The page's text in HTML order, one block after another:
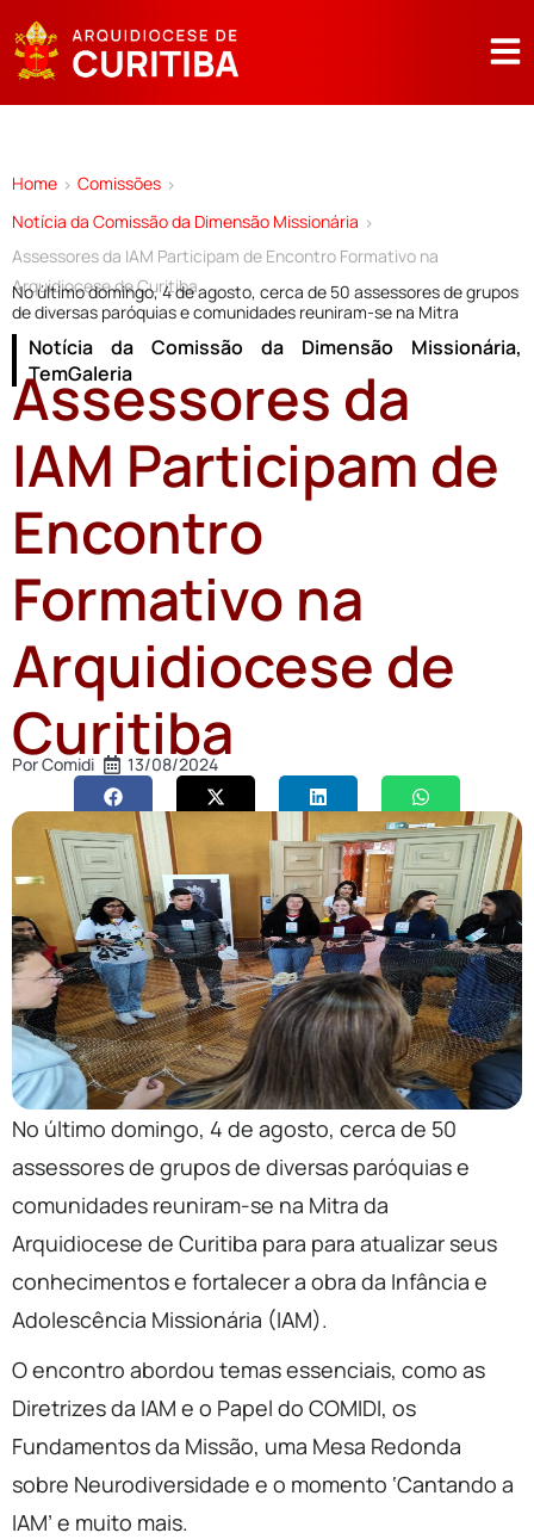
Home > Comissões >
Notícia da Comissão da Dimensão Missionária >
Assessores da IAM Participam de Encontro Formativo na
Arquidiocese de Curitiba
No último domingo, 4 de agosto, cerca de 50 assessores de grupos
de diversas paróquias e comunidades reuniram-se na Mitra
Notícia da Comissão da Dimensão Missionária,
TemGaleria
Assessores da
IAM Participam de
Encontro
Formativo na
Arquidiocese de
Curitiba
PorComidi 13/08/2024
No último domingo, 4 de agosto, cerca de 50
assessores de grupos de diversas paróquias e
comunidades reuniram-se na Mitra da
Arquidiocese de Curitiba para para atualizar seus
conhecimentos e fortalecer a obra da Infância e
Adolescência Missionária (IAM).
O encontro abordou temas essenciais, como as
Diretrizes da IAM e o Papel do COMIDI, os
Fundamentos da Missão, uma Mesa Redonda
sobre Neurodiversidade e o momento ‘Cantando a
IAM’ e muito mais.